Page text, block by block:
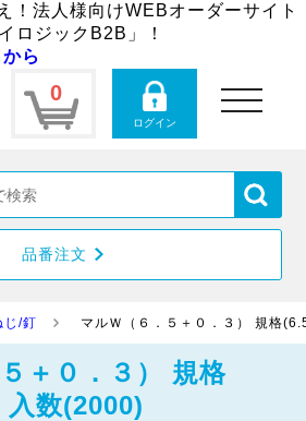
！法人様向けWEBオーダーサイト
イロジックB2B」！
ら
0
ログイン
toggle
navigation
品番注文
じ/釘 マルＷ（６．５＋０．３） 規格
＋０．３） 規格
数(2000)